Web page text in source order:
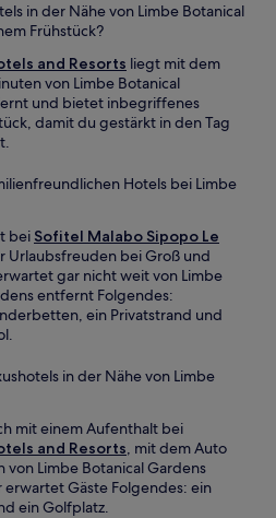
in der Nähe von Limbe Botanical
Frühstück?
and Resorts liegt mit dem
von Limbe Botanical
und bietet inbegriffenes
damit du gestärkt in den Tag
Hotels bei Limbe
bei Sofitel Malabo Sipopo Le
Urlaubsfreuden bei Groß und
gar nicht weit von Limbe
entfernt Folgendes:
ein Privatstrand und
in der Nähe von Limbe
mit einem Aufenthalt bei
and Resorts, mit dem Auto
von Limbe Botanical Gardens
Gäste Folgendes: ein
ein Golfplatz.